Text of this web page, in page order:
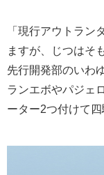
「現行アウトラン
ますが、じつはそ
先行開発部のいわ
ランエボやパジェ
ーター2つ付けて四